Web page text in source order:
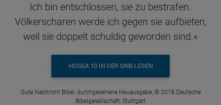
Ich bin entschlossen, sie zu bestrafen.
Völkerscharen werde ich gegen sie aufbieten,
weil sie doppelt schuldig geworden sind.«
HOSEA 10 IN DER GNB LESEN
Gute Nachricht Bibel, durchgesehene Neuausgabe, © 2018 Deutsche
Bibelgesellschaft, Stuttgart